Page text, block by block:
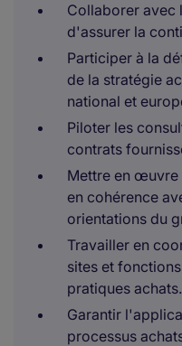
Collaborer avec
d'assurer la
Participer à la
de la stratégie
national et
Piloter les
contrats
Mettre en œuvre
en cohérence
orientations du
Travailler en
sites et
pratiques achats.
Garantir
processus